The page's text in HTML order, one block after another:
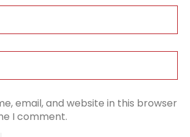
email, and website in this browser
I comment.